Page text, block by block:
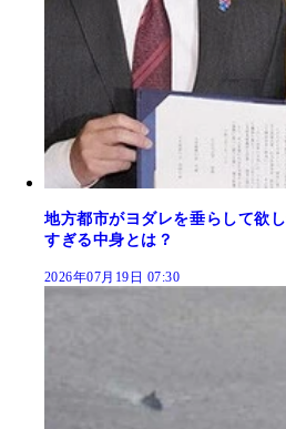
地方都市がヨダレを垂らして欲
すぎる中身とは？
2026年07月19日 07:30